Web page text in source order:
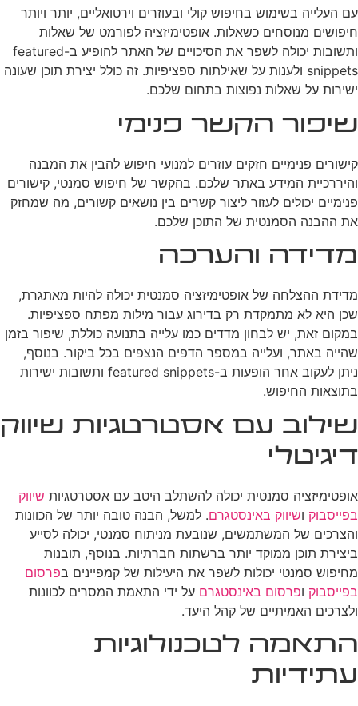
עם העלייה בשימוש בחיפוש קולי ובעוזרים וירטואליים, יותר ויותר
חיפושים מנוסחים כשאלות. אופטימיזציה לפורמט של שאלות
ותשובות יכולה לשפר את הסיכויים של האתר להופיע ב-featured
snippets ולענות על שאילתות ספציפיות. זה כולל יצירת תוכן שעונה
ישירות על שאלות נפוצות בתחום שלכם.
שיפור הקשר פנימי
קישורים פנימיים חזקים עוזרים למנועי חיפוש להבין את המבנה
והיררכיית המידע באתר שלכם. בהקשר של חיפוש סמנטי, קישורים
פנימיים יכולים לעזור ליצור קשרים בין נושאים קשורים, מה שמחזק
את ההבנה הסמנטית של התוכן שלכם.
מדידה והערכה
מדידת ההצלחה של אופטימיזציה סמנטית יכולה להיות מאתגרת,
שכן היא לא מתמקדת רק בדירוג עבור מילות מפתח ספציפיות.
במקום זאת, יש לבחון מדדים כמו עלייה בתנועה כוללת, שיפור בזמן
שהייה באתר, ועלייה במספר הדפים הנצפים בכל ביקור. בנוסף,
ניתן לעקוב אחר הופעות ב-featured snippets ותשובות ישירות
בתוצאות החיפוש.
שילוב עם אסטרטגיות שיווק
דיגיטלי
אופטימיזציה סמנטית יכולה להשתלב היטב עם אסטרטגיות שיווק
בפייסבוק ושיווק באינסטגרם. למשל, הבנה טובה יותר של הכוונות
והצרכים של המשתמשים, שנובעת מניתוח סמנטי, יכולה לסייע
ביצירת תוכן ממוקד יותר ברשתות חברתיות. בנוסף, תובנות
מחיפוש סמנטי יכולות לשפר את היעילות של קמפיינים בפרסום
בפייסבוק ופרסום באינסטגרם על ידי התאמת המסרים לכוונות
ולצרכים האמיתיים של קהל היעד.
התאמה לטכנולוגיות
עתידיות